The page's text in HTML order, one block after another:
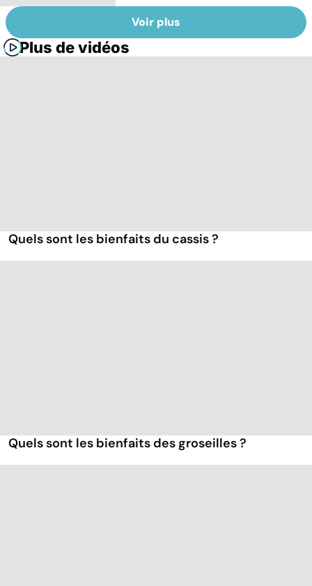
Voir plus
Plus de vidéos
Quels sont les bienfaits du cassis ?
Quels sont les bienfaits des groseilles ?